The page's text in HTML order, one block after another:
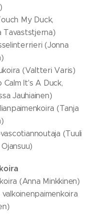
My Duck,
Tavaststjerna)
(Jonna
(Valtteri Varis)
Calm It's A Duck,
Jauhiainen)
(Tanja
(Tuuli
(Anna Minkkinen)